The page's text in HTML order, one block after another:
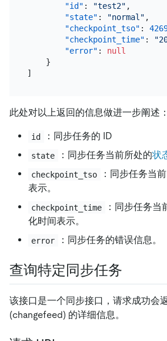
"id" : "test2" ,
"state" : "normal" ,
"checkpoint_tso" :
"checkpoint_time" :
"error" :
null
}
]
此处对以上返回的信息做进一步阐述：
id ：同步任务的 ID
state ：同步任务当前所处的状
checkpoint_tso
：同步任务当
表示。
checkpoint_time
：同步任务
化时间表示。
error ：同步任务的错误信息。
查询特定同步任务
该接口是一个同步接口，请求成功会
(changefeed) 的详细信息。